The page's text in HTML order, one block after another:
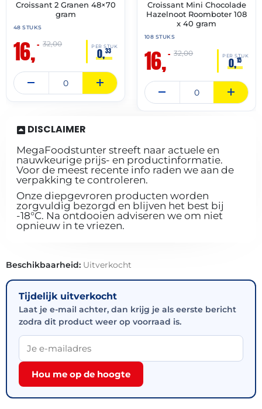
🔥 OP=OP
Croissant 2 Granen 48×70
gram
48 STUKS
16,– PER STUK
0,33
32,00
🔥 OP=OP
Croissant Mini Chocolade
Hazelnoot Roomboter 108
x 40 gram
108 STUKS
16,– PER STUK
0,15
32,00
DISCLAIMER
MegaFoodstunter streeft naar actuele en
nauwkeurige prijs- en productinformatie.
Voor de meest recente info raden we aan de
verpakking te controleren.
Onze diepgevroren producten worden
zorgvuldig bezorgd en blijven het best bij
-18°C. Na ontdooien adviseren we om niet
opnieuw in te vriezen.
Beschikbaarheid: Uitverkocht
Tijdelijk uitverkocht
Laat je e-mail achter, dan krijg je als eerste bericht
zodra dit product weer op voorraad is.
Hou me op de hoogte